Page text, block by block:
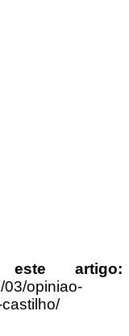
este artigo:
03/opiniao-